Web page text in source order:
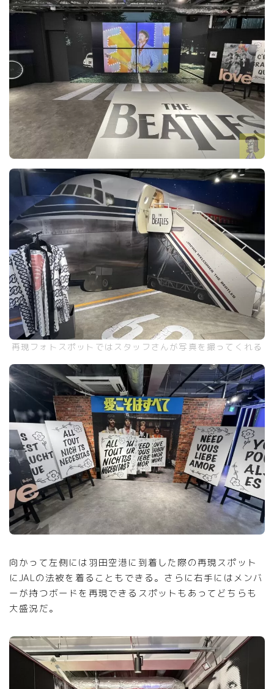
再現フォトスポットではスタッフさんが写真を撮ってくれる
向かって左側には羽田空港に到着した際の再現スポット
にJALの法被を着ることもできる。さらに右手にはメンバ
ーが持つボードを再現できるスポットもあってどちらも
大盛況だ。